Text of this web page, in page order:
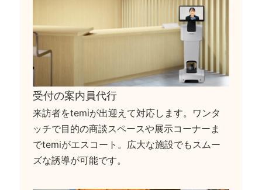
受付の案内員代行
来訪者をtemiが出迎えて対応します。ワンタ
ッチで目的の商談スペースや展示コーナーま
でtemiがエスコート。広大な施設でもスムー
ズな誘導が可能です。